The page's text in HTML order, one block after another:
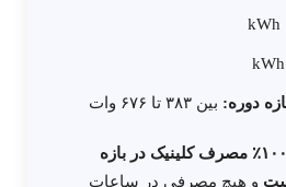
دوره: بین ۳۸۳ تا ۶۷۶ وات
۱۰۰٪ مصرف کلینیک در بازه
و هیچ مصرفی در ساعات